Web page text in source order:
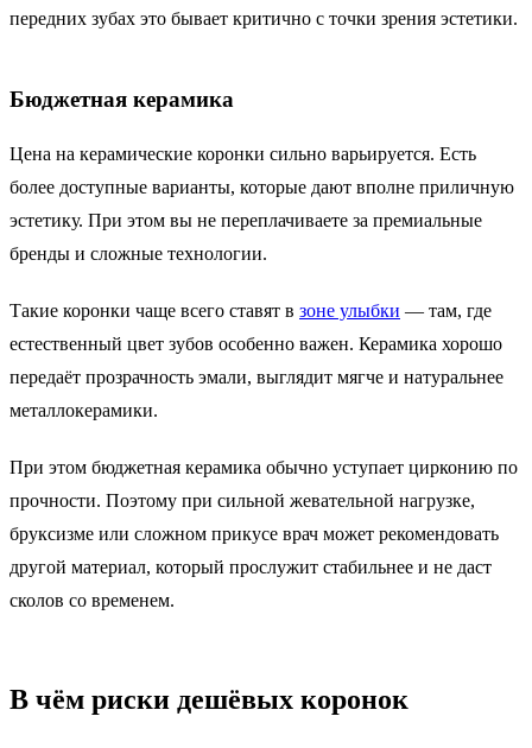
передних зубах это бывает критично с точки зрения эстетики.
Бюджетная керамика
Цена на керамические коронки сильно варьируется. Есть
более доступные варианты, которые дают вполне приличную
эстетику. При этом вы не переплачиваете за премиальные
бренды и сложные технологии.
Такие коронки чаще всего ставят в зоне улыбки — там, где
естественный цвет зубов особенно важен. Керамика хорошо
передаёт прозрачность эмали, выглядит мягче и натуральнее
металлокерамики.
При этом бюджетная керамика обычно уступает цирконию по
прочности. Поэтому при сильной жевательной нагрузке,
бруксизме или сложном прикусе врач может рекомендовать
другой материал, который прослужит стабильнее и не даст
сколов со временем.
В чём риски дешёвых коронок